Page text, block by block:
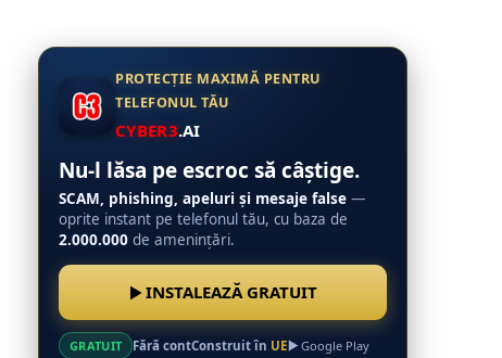
PROTECȚIE MAXIMĂ PENTRU
TELEFONUL TĂU
CYBER3.AI
Nu-l lăsa pe escroc să câștige.
SCAM, phishing, apeluri și mesaje false —
oprite instant pe telefonul tău, cu baza de
2.000.000 de amenințări.
INSTALEAZĂ GRATUIT
GRATUIT Fără contConstruit în UE Google Play